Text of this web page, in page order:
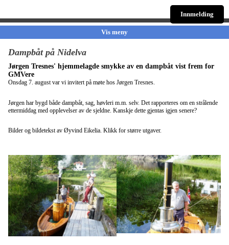
Innmelding
Vis meny
Dampbåt på Nidelva
Jørgen Tresnes' hjemmelagde smykke av en dampbåt vist frem for
GMVere
Onsdag 7. august var vi invitert på møte hos Jørgen Tresnes.
Jørgen har bygd både dampbåt, sag, høvleri m.m. selv. Det rapporteres om en strålende
ettermiddag med opplevelser av de sjeldne. Kanskje dette gjentas igjen senere?
Bilder og bildetekst av Øyvind Eikelia. Klikk for større utgaver.